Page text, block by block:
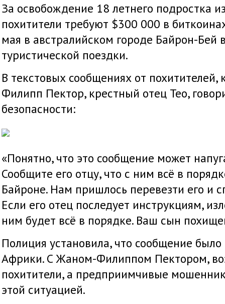
За освобождение 18 летнего подростка
похитители требуют $300 000 в
мая в австралийском городе Байрон-Бей
туристической поездки.
В текстовых сообщениях от
Филипп Пектор, крестный отец Тео,
безопасности:
«Понятно, что это сообщение может
Сообщите его отцу, что с ним всё в
Байроне. Нам пришлось перевезти его и
Если его отец последует инструкциям,
ним будет всё в порядке. Ваш сын
Полиция установила, что сообщение
Африки. С Жаном-Филиппом Пектором,
похитители, а предприимчивые
этой ситуацией.